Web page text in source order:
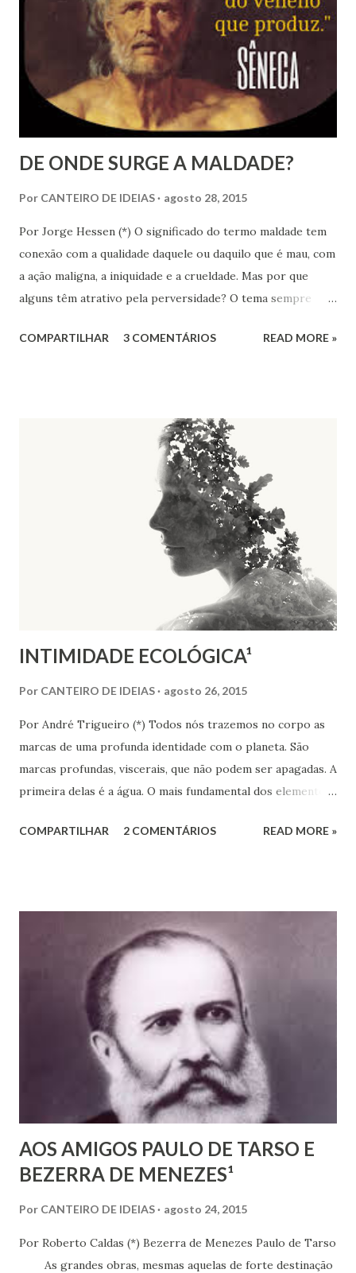
ideias que, sem a provocada alteração da emoção,
provavelmente não seria aceitos. Dessa maneira vimos o
mundo ser invadido literalmente pelo lixo mental que
carac...
DE ONDE SURGE A MALDADE?
Por CANTEIRO DE IDEIAS agosto 28, 2015
Por Jorge Hessen (*) O significado do termo maldade tem
conexão com a qualidade daquele ou daquilo que é mau, com
a ação maligna, a iniquidade e a crueldade. Mas por que
alguns têm atrativo pela perversidade? O tema sempre
saber e da ação humana: filosofia, ciência, arte, religião.
Para alguns estudiosos o “holocausto”, durante a Segunda
Grande Guerra, reacendeu-se o debate sobre os limites da
barbárie, da perversidade humana, lançando no universo
intelectual europeu e mundial uma onda de pessimismo e
ceticismo. Hanna Arendt, filósofa judia, que estudou as
questões do mal, escreveu o livro “Eichmann em Jerusalém”,
que analisa o julgamento do verdugo nazista, mentor da
morte de milhares de pessoas. Tendo como referencial o
“caso Eichmann”, a autora justi...
COMPARTILHAR 3 COMENTÁRIOS READ MORE »
INTIMIDADE ECOLÓGICA¹
Por CANTEIRO DE IDEIAS agosto 26, 2015
Por André Trigueiro (*) Todos nós trazemos no corpo as
marcas de uma profunda identidade com o planeta. São
marcas profundas, viscerais, que não podem ser apagadas. A
primeira delas é a água. O mais fundamental dos elementos
que aparece no globo terrestre. As lágrimas que
pulverizada nos sais minerais, que vitalizam tecidos e
órgãos. Ferro, cálcio, manganês, zinco, que jazem nas
profundezas do solo, correm pelas nossas veias. Desde o
primeiro choro, quando inauguramos as vias respiratórias
e inalamos pela primeira vez o ar que enche os pulmões,
participamos de um grande espetáculo da natureza, que
revela em pequenos detalhes, a grandeza do universo.
Nossa principal fonte de energia é o ar. Podemos suportar
dias sem comer ou beber. Mas não podemos ficar tant...
COMPARTILHAR 2 COMENTÁRIOS READ MORE »
AOS AMIGOS PAULO DE TARSO E
BEZERRA DE MENEZES¹
Por CANTEIRO DE IDEIAS agosto 24, 2015
Por Roberto Caldas (*) Bezerra de Menezes Paulo de Tarso
As grandes obras, mesmas aquelas de forte destinação